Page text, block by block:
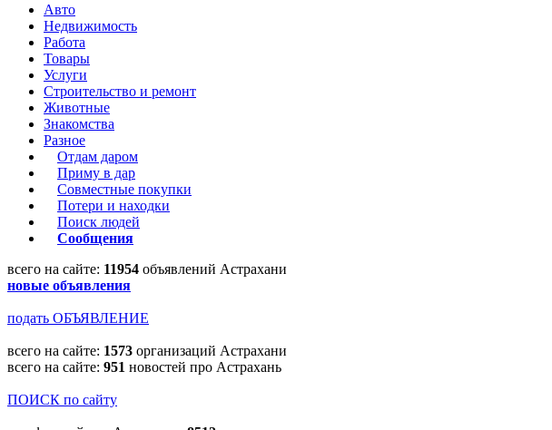
Авто
Недвижимость
Работа
Товары
Услуги
Строительство и ремонт
Животные
Знакомства
Разное
Отдам даром
Приму в дар
Совместные покупки
Потери и находки
Поиск людей
Сообщения
всего на сайте: 11954 объявлений Астрахани
новые объявления
подать ОБЪЯВЛЕНИЕ
всего на сайте: 1573 организаций Астрахани
всего на сайте: 951 новостей про Астрахань
ПОИСК по сайту